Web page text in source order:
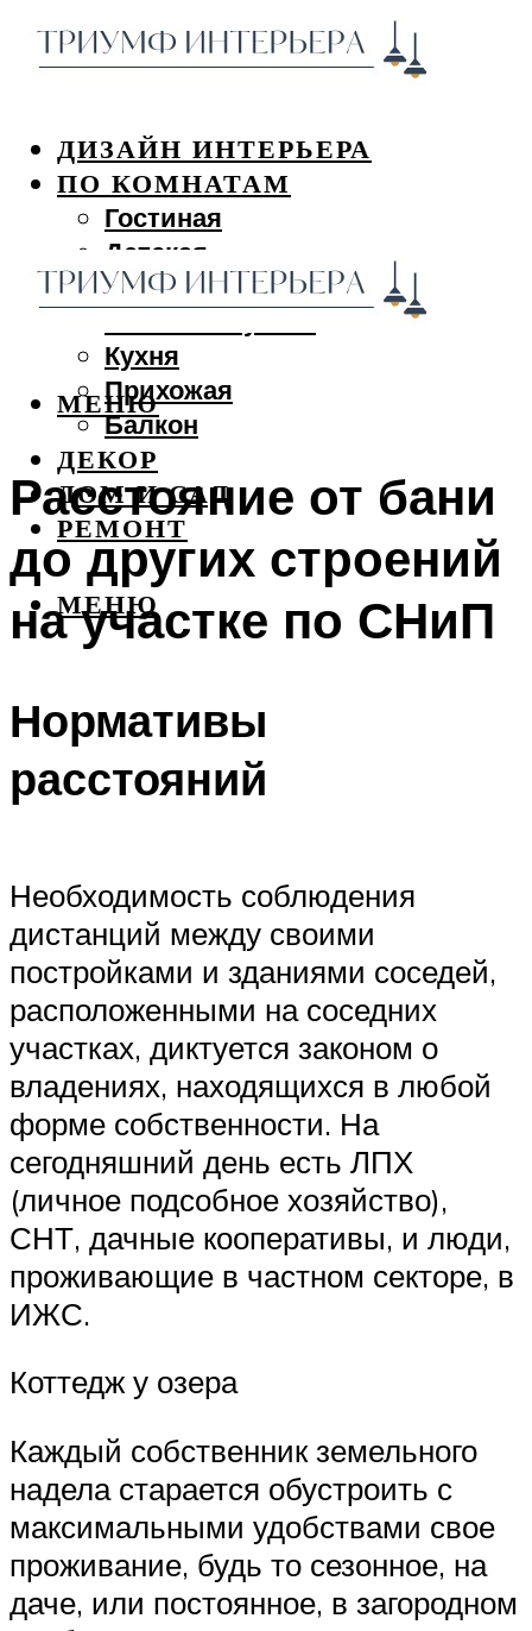
ДИЗАЙН ИНТЕРЬЕРА
ПО КОМНАТАМ
Гостиная
Детская
Спальня
Кухня
Прихожая
Балкон
ДЕКОР
ДОМ И САД
РЕМОНТ
МЕНЮ
МЕНЮ
Расстояние от бани
до других строений
на участке по СНиП
Нормативы
расстояний
Необходимость соблюдения
дистанций между своими
постройками и зданиями соседей,
расположенными на соседних
участках, диктуется законом о
владениях, находящихся в любой
форме собственности. На
сегодняшний день есть ЛПХ
(личное подсобное хозяйство),
СНТ, дачные кооперативы, и люди,
проживающие в частном секторе, в
ИЖС.
Коттедж у озера
Каждый собственник земельного
надела старается обустроить с
максимальными удобствами свое
проживание, будь то сезонное, на
даче, или постоянное, в загородном